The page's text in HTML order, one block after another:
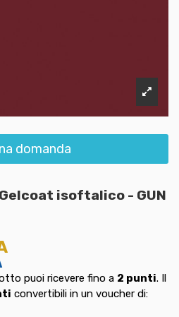
domanda
isoftalico - GUN
puoi ricevere fino a 2 punti. Il
convertibili in un voucher di: